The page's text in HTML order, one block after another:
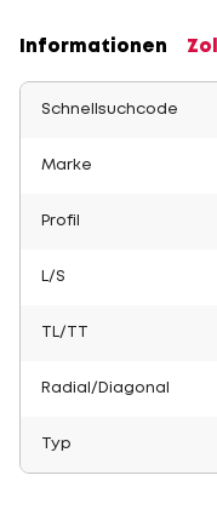
Informationen
Schnellsuchcode
Marke
Profil
L/S
TL/TT
Radial/Diagonal
Typ